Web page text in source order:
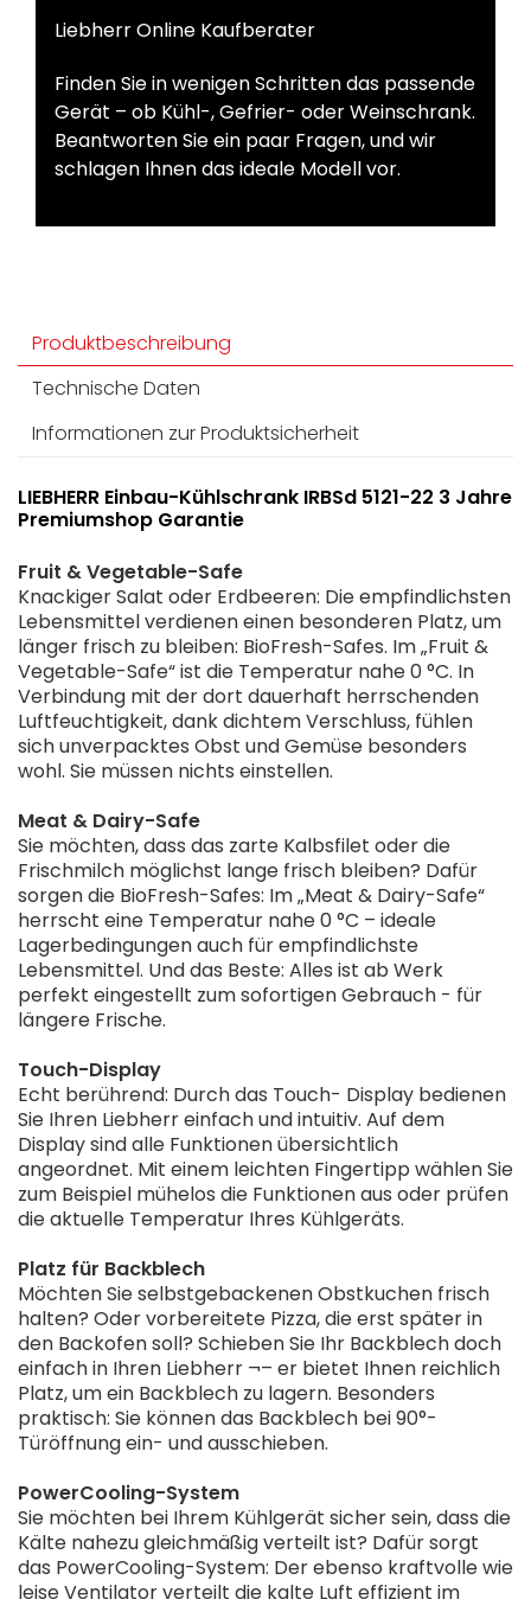
Liebherr Online Kaufberater
Finden Sie in wenigen Schritten das passende
Gerät – ob Kühl-, Gefrier- oder Weinschrank.
Beantworten Sie ein paar Fragen, und wir
schlagen Ihnen das ideale Modell vor.
Produktbeschreibung
Technische Daten
Informationen zur Produktsicherheit
LIEBHERR Einbau-Kühlschrank IRBSd 5121-22 3 Jahre
Premiumshop Garantie
Fruit & Vegetable-Safe
Knackiger Salat oder Erdbeeren: Die empfindlichsten
Lebensmittel verdienen einen besonderen Platz, um
länger frisch zu bleiben: BioFresh-Safes. Im „Fruit &
Vegetable-Safe“ ist die Temperatur nahe 0 °C. In
Verbindung mit der dort dauerhaft herrschenden
Luftfeuchtigkeit, dank dichtem Verschluss, fühlen
sich unverpacktes Obst und Gemüse besonders
wohl. Sie müssen nichts einstellen.
Meat & Dairy-Safe
Sie möchten, dass das zarte Kalbsfilet oder die
Frischmilch möglichst lange frisch bleiben? Dafür
sorgen die BioFresh-Safes: Im „Meat & Dairy-Safe“
herrscht eine Temperatur nahe 0 °C – ideale
Lagerbedingungen auch für empfindlichste
Lebensmittel. Und das Beste: Alles ist ab Werk
perfekt eingestellt zum sofortigen Gebrauch - für
längere Frische.
Touch-Display
Echt berührend: Durch das Touch- Display bedienen
Sie Ihren Liebherr einfach und intuitiv. Auf dem
Display sind alle Funktionen übersichtlich
angeordnet. Mit einem leichten Fingertipp wählen Sie
zum Beispiel mühelos die Funktionen aus oder prüfen
die aktuelle Temperatur Ihres Kühlgeräts.
Platz für Backblech
Möchten Sie selbstgebackenen Obstkuchen frisch
halten? Oder vorbereitete Pizza, die erst später in
den Backofen soll? Schieben Sie Ihr Backblech doch
einfach in Ihren Liebherr ¬– er bietet Ihnen reichlich
Platz, um ein Backblech zu lagern. Besonders
praktisch: Sie können das Backblech bei 90°-
Türöffnung ein- und ausschieben.
PowerCooling-System
Sie möchten bei Ihrem Kühlgerät sicher sein, dass die
Kälte nahezu gleichmäßig verteilt ist? Dafür sorgt
das PowerCooling-System: Der ebenso kraftvolle wie
leise Ventilator verteilt die kalte Luft effizient im